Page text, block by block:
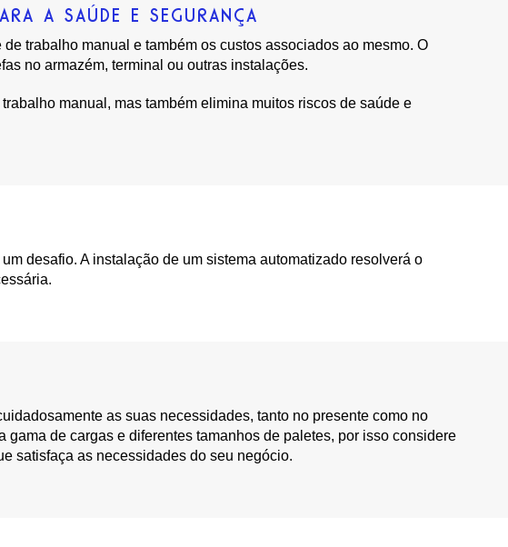
A SAÚDE E SEGURANÇA
trabalho manual e também os custos associados ao mesmo. O
no armazém, terminal ou outras instalações.
manual, mas também elimina muitos riscos de saúde e
desafio. A instalação de um sistema automatizado resolverá o
as suas necessidades, tanto no presente como no
de cargas e diferentes tamanhos de paletes, por isso considere
satisfaça as necessidades do seu negócio.